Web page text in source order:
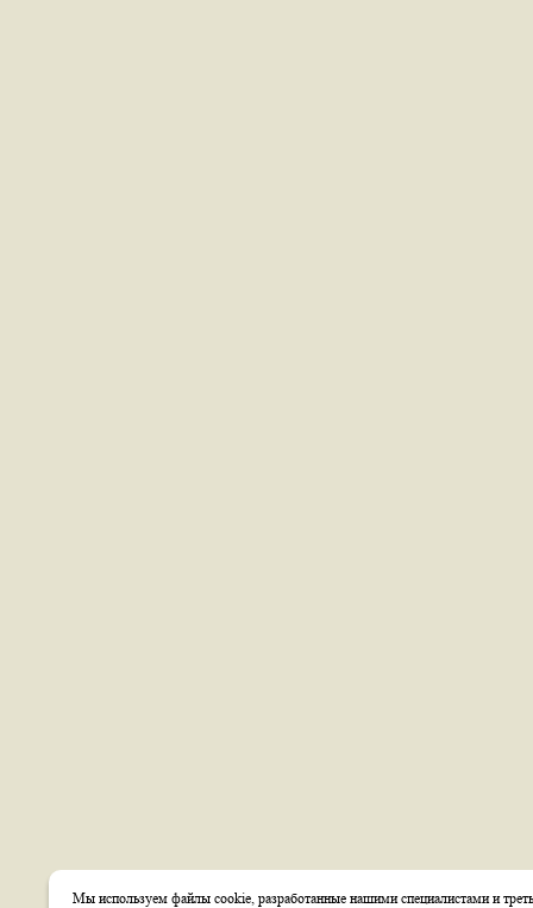
Мы используем файлы cookie, разработанные нашими специалистами и